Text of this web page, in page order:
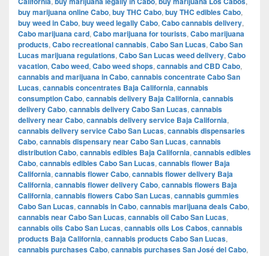
buy marijuana online Cabo, buy THC Cabo, buy THC edibles Cabo,
buy weed in Cabo, buy weed legally Cabo, Cabo cannabis delivery,
Cabo marijuana card, Cabo marijuana for tourists, Cabo marijuana
products, Cabo recreational cannabis, Cabo San Lucas, Cabo San
Lucas marijuana regulations, Cabo San Lucas weed delivery, Cabo
vacation, Cabo weed, Cabo weed shops, cannabis and CBD Cabo,
cannabis and marijuana in Cabo, cannabis concentrate Cabo San
Lucas, cannabis concentrates Baja California, cannabis
consumption Cabo, cannabis delivery Baja California, cannabis
delivery Cabo, cannabis delivery Cabo San Lucas, cannabis
delivery near Cabo, cannabis delivery service Baja California,
cannabis delivery service Cabo San Lucas, cannabis dispensaries
Cabo, cannabis dispensary near Cabo San Lucas, cannabis
distribution Cabo, cannabis edibles Baja California, cannabis edibles
Cabo, cannabis edibles Cabo San Lucas, cannabis flower Baja
California, cannabis flower Cabo, cannabis flower delivery Baja
California, cannabis flower delivery Cabo, cannabis flowers Baja
California, cannabis flowers Cabo San Lucas, cannabis gummies
Cabo San Lucas, cannabis in Cabo, cannabis marijuana deals Cabo,
cannabis near Cabo San Lucas, cannabis oil Cabo San Lucas,
cannabis oils Cabo San Lucas, cannabis oils Los Cabos, cannabis
products Baja California, cannabis products Cabo San Lucas,
cannabis purchases Cabo, cannabis purchases San José del Cabo,